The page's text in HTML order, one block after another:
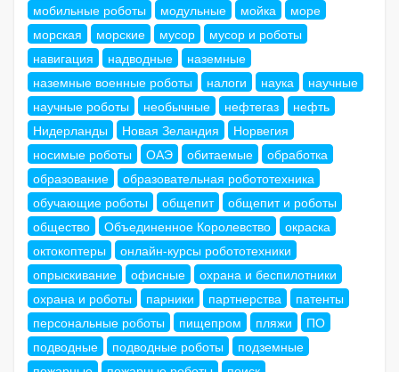
мобильные роботы
модульные мойка
море
морская
морские мусор
мусор и роботы
навигация
надводные
наземные
наземные военные роботы
налоги наука
научные
научные роботы
необычные нефтегаз
нефть
Нидерланды
Новая Зеландия
Норвегия
носимые роботы
ОАЭ обитаемые
обработка
образование
образовательная робототехника
обучающие роботы
общепит
общепит и роботы
общество
Объединенное Королевство
окраска
октокоптеры
онлайн-курсы робототехники
опрыскивание
офисные
охрана и беспилотники
охрана и роботы
парники партнерства
патенты
персональные роботы
пищепром пляжи
ПО
подводные
подводные роботы
подземные